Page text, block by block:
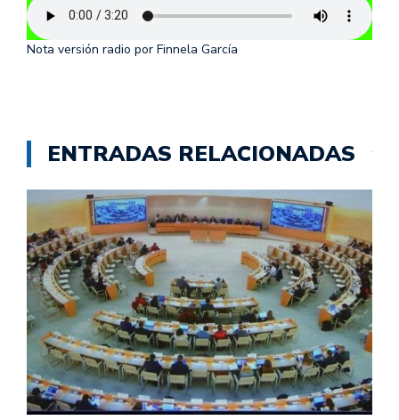
Nota versión radio por Finnela García
ENTRADAS RELACIONADAS